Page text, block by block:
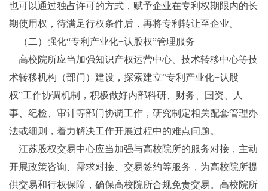
也可以通过独占许可的方式，赋予企业在专利权期限内的长
期使用权，待满足行权条件后，再将专利转让至企业。
（二）强化“专利产业化+认股权”管理服务
高校院所应当加强知识产权运营中心、技术转移中心等技
术转移机构（部门）建设，探索建立“专利产业化+认股
权”工作协调机制，积极做好内部科研、财务、国资、人
事、纪检、审计等部门协调工作，研究制定相关配套管理办
法或细则，着力解决工作开展过程中的难点问题。
江苏股权交易中心应当加强与高校院所的服务对接，主动
开展政策咨询、需求对接、交易签约等服务，为高校院所提
供交易和行权保障，确保高校院所合规免责交易。高校院所